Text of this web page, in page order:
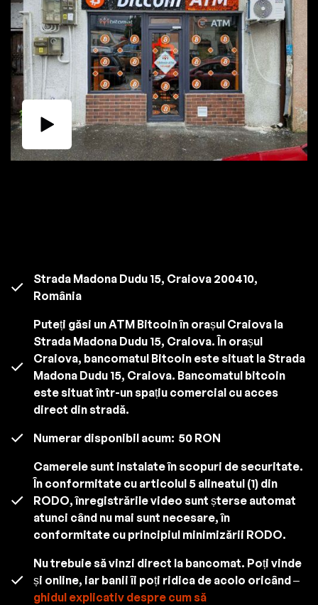
Strada Madona Dudu 15, Craiova 200410,
România
Puteți găsi un ATM Bitcoin în orașul Craiova la
Strada Madona Dudu 15, Craiova. În orașul
Craiova, bancomatul Bitcoin este situat la Strada
Madona Dudu 15, Craiova. Bancomatul bitcoin
este situat într-un spațiu comercial cu acces
direct din stradă.
Numerar disponibil acum: 50 RON
Camerele sunt instalate în scopuri de securitate.
În conformitate cu articolul 5 alineatul (1) din
RODO, înregistrările video sunt șterse automat
atunci când nu mai sunt necesare, în
conformitate cu principiul minimizării RODO.
Nu trebuie să vinzi direct la bancomat. Poți vinde
și online, iar banii îi poți ridica de acolo oricând –
ghidul explicativ despre cum să